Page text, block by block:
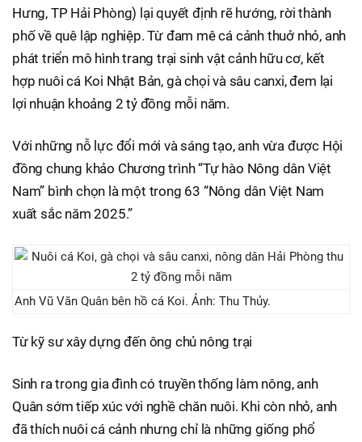
Hưng, TP Hải Phòng) lại quyết định rẽ hướng, rời thành
phố về quê lập nghiệp. Từ đam mê cá cảnh thuở nhỏ, anh
phát triển mô hình trang trại sinh vật cảnh hữu cơ, kết
hợp nuôi cá Koi Nhật Bản, gà chọi và sâu canxi, đem lại
lợi nhuận khoảng 2 tỷ đồng mỗi năm.
Với những nỗ lực đổi mới và sáng tạo, anh vừa được Hội
đồng chung khảo Chương trình “Tự hào Nông dân Việt
Nam” bình chọn là một trong 63 “Nông dân Việt Nam
xuất sắc năm 2025.”
Anh Vũ Văn Quân bên hồ cá Koi. Ảnh: Thu Thủy.
Từ kỹ sư xây dựng đến ông chủ nông trại
Sinh ra trong gia đình có truyền thống làm nông, anh
Quân sớm tiếp xúc với nghề chăn nuôi. Khi còn nhỏ, anh
đã thích nuôi cá cảnh nhưng chỉ là những giống phổ